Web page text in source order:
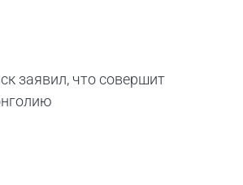
заявил, что совершит